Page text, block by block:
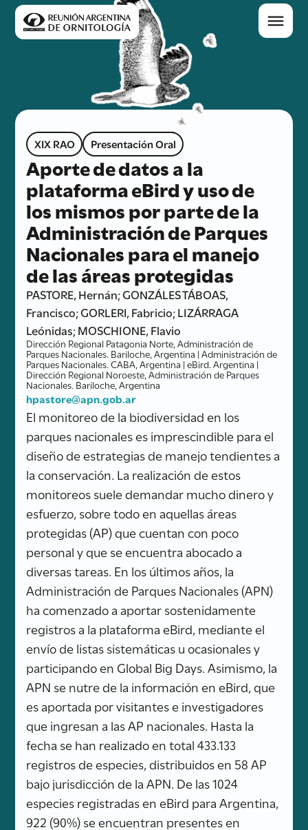
XIX RAO Presentación Oral
Aporte de datos a la
plataforma eBird y uso de
los mismos por parte de la
Administración de Parques
Nacionales para el manejo
de las áreas protegidas
PASTORE, Hernán; GONZÁLES TÁBOAS,
Francisco; GORLERI, Fabricio; LIZÁRRAGA
Leónidas; MOSCHIONE, Flavio
Dirección Regional Patagonia Norte, Administración de
Parques Nacionales. Bariloche, Argentina | Administración de
Parques Nacionales. CABA, Argentina | eBird. Argentina |
Dirección Regional Noroeste, Administración de Parques
Nacionales. Bariloche, Argentina
hpastore@apn.gob.ar
El monitoreo de la biodiversidad en los
parques nacionales es imprescindible para el
diseño de estrategias de manejo tendientes a
la conservación. La realización de estos
monitoreos suele demandar mucho dinero y
esfuerzo, sobre todo en aquellas áreas
protegidas (AP) que cuentan con poco
personal y que se encuentra abocado a
diversas tareas. En los últimos años, la
Administración de Parques Nacionales (APN)
ha comenzado a aportar sostenidamente
registros a la plataforma eBird, mediante el
envío de listas sistemáticas u ocasionales y
participando en Global Big Days. Asimismo, la
APN se nutre de la información en eBird, que
es aportada por visitantes e investigadores
que ingresan a las AP nacionales. Hasta la
fecha se han realizado en total 433.133
registros de especies, distribuidos en 58 AP
bajo jurisdicción de la APN. De las 1024
especies registradas en eBird para Argentina,
922 (90%) se encuentran presentes en